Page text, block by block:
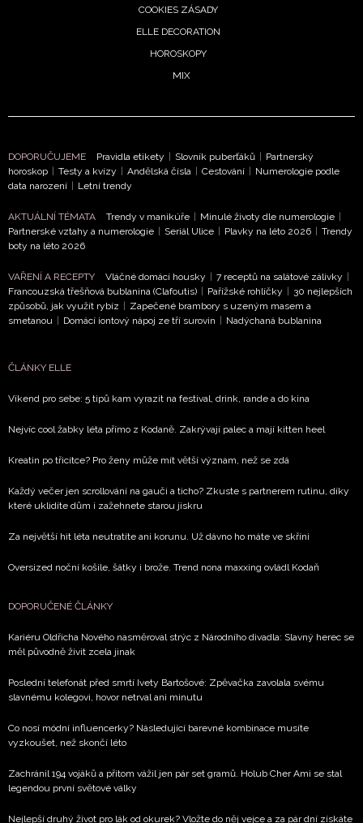
COOKIES ZÁSADY
ELLE DECORATION
HOROSKOPY
MIX
DOPORUČUJEME Pravidla etikety Slovník puberťáků
Partnerský
horoskop
Testy a kvízy Andělská čísla Cestování
Numerologie podle
data narození
Letní trendy
AKTUÁLNÍ TÉMATA Trendy v manikúře Minulé životy dle numerologie
Partnerské vztahy a numerologie
Seriál Ulice Plavky na léto 2026
Trendy
boty na léto 2026
VAŘENÍ A RECEPTY Vláčné domácí housky 7 receptů na salátové zálivky
Francouzská třešňová bublanina (Clafoutis)
Pařížské rohlíčky
30 nejlepších
způsobů, jak využít rybíz
Zapečené brambory s uzeným masem a
smetanou
Domácí iontový nápoj ze tří surovin Nadýchaná bublanina
ČLÁNKY ELLE
Víkend pro sebe: 5 tipů kam vyrazit na festival, drink, rande a do kina
Nejvíc cool žabky léta přímo z Kodaně. Zakrývají palec a mají kitten heel
Kreatin po třicítce? Pro ženy může mít větší význam, než se zdá
Každý večer jen scrollování na gauči a ticho? Zkuste s partnerem rutinu, díky
které uklidíte dům i zažehnete starou jiskru
Za největší hit léta neutratíte ani korunu. Už dávno ho máte ve skříni
Oversized noční košile, šátky i brože. Trend nona maxxing ovládl Kodaň
DOPORUČENÉ ČLÁNKY
Kariéru Oldřicha Nového nasměroval strýc z Národního divadla: Slavný herec se
měl původně živit zcela jinak
Poslední telefonát před smrtí Ivety Bartošové: Zpěvačka zavolala svému
slavnému kolegovi, hovor netrval ani minutu
Co nosí módní influencerky? Následující barevné kombinace musíte
vyzkoušet, než skončí léto
Zachránil 194 vojáků a přitom vážil jen pár set gramů. Holub Cher Ami se stal
legendou první světové války
Nejlepší druhý život pro lák od okurek? Vložte do něj vejce a za pár dní získáte